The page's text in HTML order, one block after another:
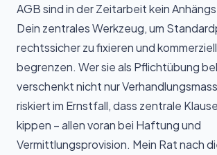
AGB sind in der Zeitarbeit kein
Dein zentrales Werkzeug, um
rechtssicher zu fixieren und
begrenzen. Wer sie als Pflichtübung
verschenkt nicht nur
riskiert im Ernstfall, dass zentrale
kippen – allen voran bei Haftung und
Vermittlungsprovision. Mein Rat nach